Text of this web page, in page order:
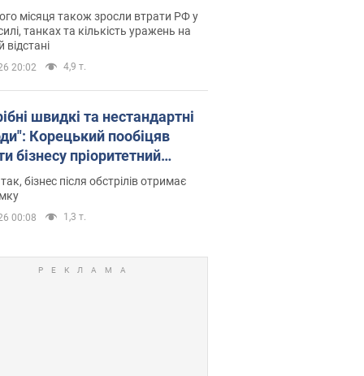
статистику
місяця також зросли втрати РФ у
танках та кількість уражень на
відстані
20:02 4,9 т.
швидкі та нестандартні
Корецький пообіцяв
бізнесу пріоритетний
до наявних складських
бізнес після обстрілів отримає
00:08 1,3 т.